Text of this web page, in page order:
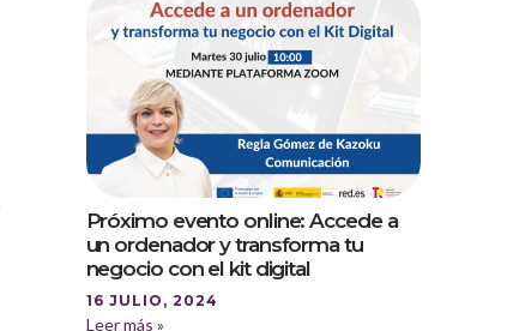
Próximo evento online: Accede a
un ordenador y transforma tu
negocio con el kit digital
16 JULIO, 2024
Leer más »